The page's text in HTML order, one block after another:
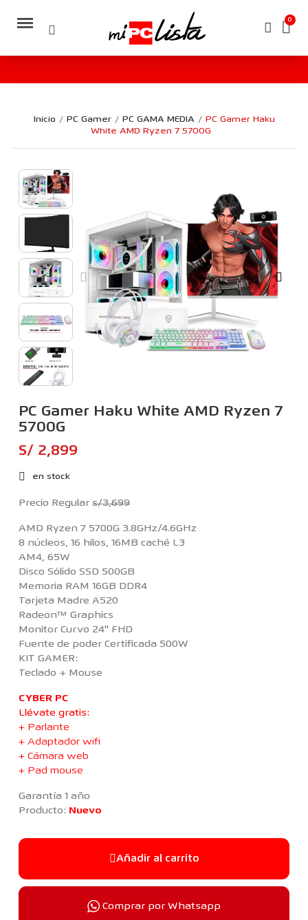
Inicio PC Gamer PC GAMA MEDIA
PC Gamer Haku
White AMD Ryzen 7 5700G
PC Gamer Haku White AMD Ryzen 7
5700G
S/ 2,899
en stock
Precio Regular s/3,699
AMD Ryzen 7 5700G 3.8GHz/4.6GHz
8 núcleos, 16 hilos, 16MB caché L3
AM4, 65W
Disco Sólido SSD 500GB
Memoria RAM 16GB DDR4
Tarjeta Madre A520
Radeon™ Graphics
Monitor Curvo 24'' FHD
Fuente de poder Certificada 500W
KIT GAMER:
Teclado + Mouse
CYBER PC
Llévate gratis:
+ Parlante
+ Adaptador wifi
+ Cámara web
+ Pad mouse
Garantía 1 año
Producto: Nuevo
Añadir al carrito
Comprar por Whatsapp